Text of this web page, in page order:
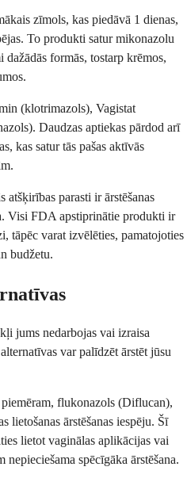
zīmols, kas piedāvā 1 dienas,
To produkti satur mikonazolu
formās, tostarp krēmos,
(klotrimazols), Vagistat
Daudzas aptiekas pārdod arī
kas satur tās pašas aktīvās
parasti ir ārstēšanas
Visi FDA apstiprinātie produkti ir
tāpēc varat izvēlēties, pamatojoties
budžetu.
jums nedarbojas vai izraisa
var palīdzēt ārstēt jūsu
flukonazols (Diflucan),
lietošanas ārstēšanas iespēju. Šī
lietot vaginālas aplikācijas vai
spēcīgāka ārstēšana.